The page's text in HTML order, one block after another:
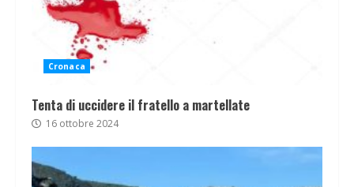
Cronaca
Tenta di uccidere il fratello a martellate
16 ottobre 2024